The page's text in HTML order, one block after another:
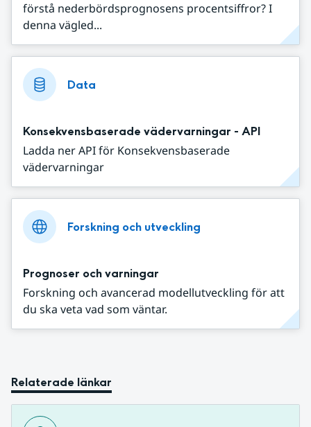
förstå nederbördsprognosens procentsiffror? I
denna vägled...
Data
Konsekvensbaserade vädervarningar - API
Ladda ner API för Konsekvensbaserade
vädervarningar
Forskning och utveckling
Prognoser och varningar
Forskning och avancerad modellutveckling för att
du ska veta vad som väntar.
Relaterade länkar